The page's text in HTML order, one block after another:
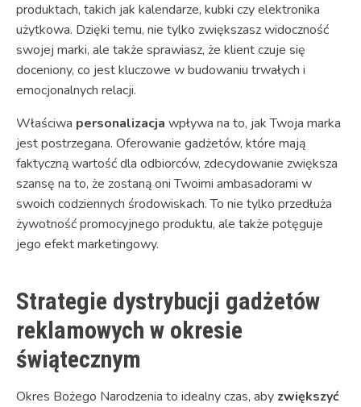
produktach, takich jak kalendarze, kubki czy elektronika
użytkowa. Dzięki temu, nie tylko zwiększasz widoczność
swojej marki, ale także sprawiasz, że klient czuje się
doceniony, co jest kluczowe w budowaniu trwałych i
emocjonalnych relacji.
Właściwa personalizacja wpływa na to, jak Twoja marka
jest postrzegana. Oferowanie gadżetów, które mają
faktyczną wartość dla odbiorców, zdecydowanie zwiększa
szansę na to, że zostaną oni Twoimi ambasadorami w
swoich codziennych środowiskach. To nie tylko przedłuża
żywotność promocyjnego produktu, ale także potęguje
jego efekt marketingowy.
Strategie dystrybucji gadżetów
reklamowych w okresie
świątecznym
Okres Bożego Narodzenia to idealny czas, aby zwiększyć